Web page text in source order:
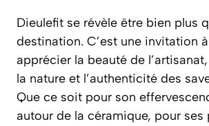
Dieulefit se révèle être bien plus
destination. C’est une invitation
apprécier la beauté de
la nature et l’authenticité des
Que ce soit pour son
autour de la céramique, pour ses